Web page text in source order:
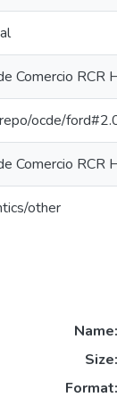
Comercio RCR
ocde/
Comercio RCR
other
Name:
Size:
Format: